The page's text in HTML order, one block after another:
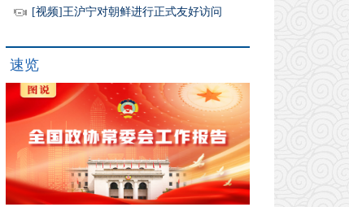
[视频]王沪宁对朝鲜进行正式友好访问
速览